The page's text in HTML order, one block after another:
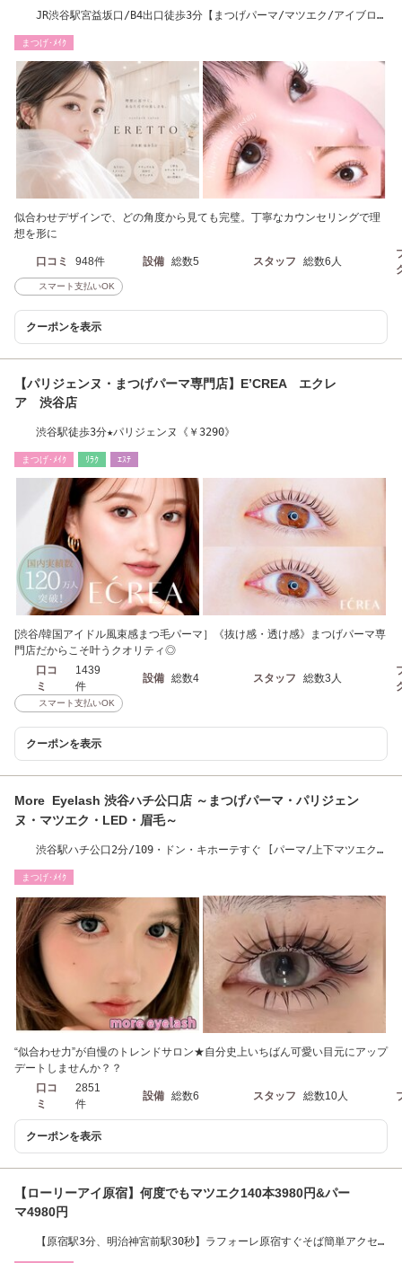
JR渋谷駅宮益坂口/B4出口徒歩3分【まつげパーマ/マツエク/アイブロウ
まつげ･ﾒｲｸ
似合わせデザインで、どの角度から見ても完璧。丁寧なカウンセリングで理
想を形に
口コミ 948件 設備 総数5 スタッフ 総数6人
スマート支払いOK
クーポンを表示
【パリジェンヌ・まつげパーマ専門店】E’CREA エクレ
ア 渋谷店
渋谷駅徒歩3分★パリジェンヌ《￥3290》
まつげ･ﾒｲｸ ﾘﾗｸ ｴｽﾃ
[渋谷/韓国アイドル風束感まつ毛パーマ］《抜け感・透け感》まつげパーマ専
門店だからこそ叶うクオリティ◎
口コ
ミ
1439
件
設備 総数4 スタッフ 総数3人
スマート支払いOK
クーポンを表示
More Eyelash 渋谷ハチ公口店 ～まつげパーマ・パリジェン
ヌ・マツエク・LED・眉毛～
渋谷駅ハチ公口2分/109・ドン・キホーテすぐ [パーマ/上下マツエク/
まつげ･ﾒｲｸ
“似合わせ力”が自慢のトレンドサロン★自分史上いちばん可愛い目元にアップ
デートしませんか？？
口コ
ミ
2851
件
設備 総数6 スタッフ 総数10人
クーポンを表示
【ローリーアイ原宿】何度でもマツエク140本3980円&パー
マ4980円
【原宿駅3分、明治神宮前駅30秒】ラフォーレ原宿すぐそば簡単アクセ